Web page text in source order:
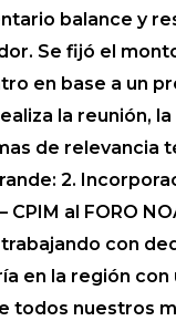
balance y
Se fijó el
en base a un
la reunión, la
de relevancia
2.
al FORO
con
en la región con
todos nuestros